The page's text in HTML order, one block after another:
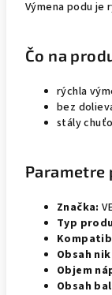
Výmena podu je
Čo na
rýchla
bez
stály
Parametre
Značka:
Typ
Obsah
Objem
Obsah